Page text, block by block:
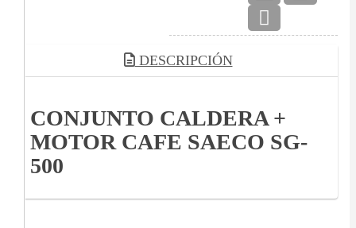
DESCRIPCIÓN
CONJUNTO CALDERA +
MOTOR CAFE SAECO SG-
500